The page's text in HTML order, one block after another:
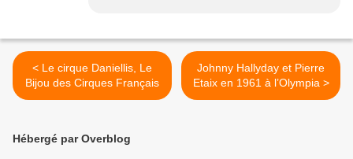
< Le cirque Daniellis, Le
Bijou des Cirques Français
Johnny Hallyday et Pierre
Etaix en 1961 à l’Olympia >
Hébergé par Overblog